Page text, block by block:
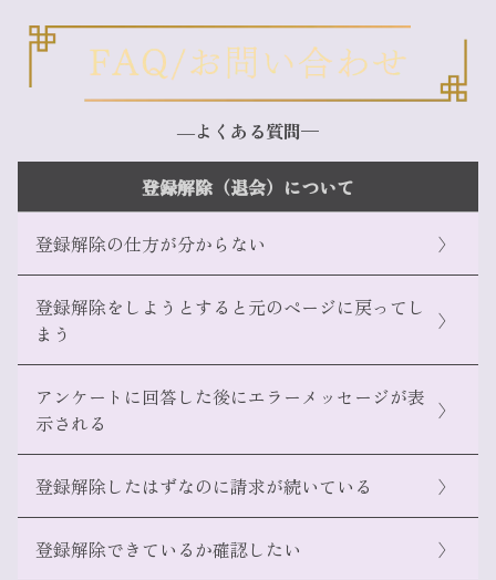
―よくある質問—
登録解除（退会）について
登録解除の仕方が分からない 〉
こちら
登録解除をしようとすると元のページに戻ってし
まう
〉
こちら
アンケートに回答した後にエラーメッセージが表
示される
〉
こちら
登録解除したはずなのに請求が続いている 〉
登録解除できているか確認したい 〉